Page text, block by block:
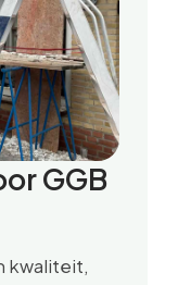
GGB
kwaliteit,